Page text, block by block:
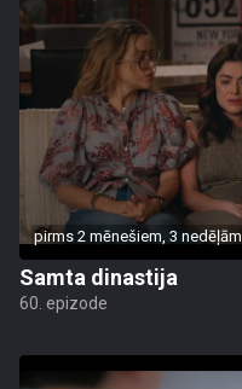
pirms 2 mēnešiem, 3 nedēļām
Samta dinastija
60. epizode